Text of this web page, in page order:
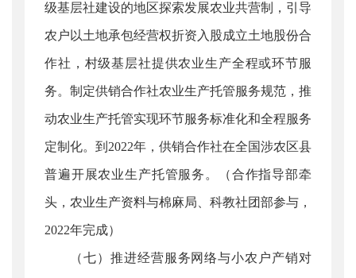
级基层社建设的地区探索发展农业共营制，引导
农户以土地承包经营权折资入股成立土地股份合
作社，村级基层社提供农业生产全程或环节服
务。制定供销合作社农业生产托管服务规范，推
动农业生产托管实现环节服务标准化和全程服务
定制化。到2022年，供销合作社在全国涉农区县
普遍开展农业生产托管服务。（合作指导部牵
头，农业生产资料与棉麻局、科教社团部参与，
2022年完成）
（七）推进经营服务网络与小农户产销对